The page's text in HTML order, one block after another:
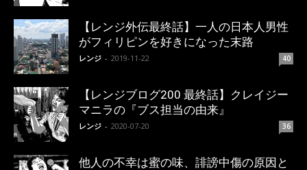
【レンジ外伝最終話】一人の日本人男性
がフィリピンを好きになった末路
レンジ - 2019-11-22 40
【レンジブログ200 最終話】クレイジー
マニラの『ブス担当の由来』
レンジ - 2020-07-20 36
他人の不幸は蜜の味、誹謗中傷の原因と